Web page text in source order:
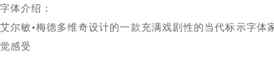
字体介绍：
艾尔敏•梅德多维奇设计的一款充满戏剧性的当代标示字
觉感受